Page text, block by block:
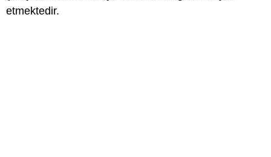
etmektedir.